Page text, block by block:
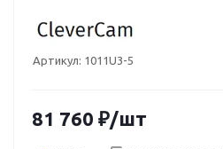
Артикул: 1011U3-5
81 760 ₽/шт